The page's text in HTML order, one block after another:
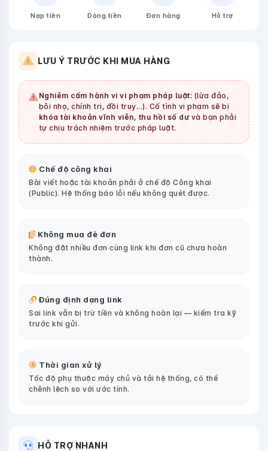
Nạp tiền Dòng tiền Đơn hàng Hỗ trợ
LƯU Ý TRƯỚC KHI MUA HÀNG
Nghiêm cấm hành vi vi phạm pháp luật: (lừa đảo,
bôi nhọ, chính trị, đồi trụy...). Cố tình vi phạm sẽ bị
khóa tài khoản vĩnh viễn, thu hồi số dưvà bạn phải
tự chịu trách nhiệm trước pháp luật.
Chế độ công khai
Bài viết hoặc tài khoản phải ở chế độ Công khai
(Public). Hệ thống báo lỗi nếu không quét được.
Không mua đè đơn
Không đặt nhiều đơn cùng link khi đơn cũ chưa hoàn
thành.
Đúng định dạng link
Sai link vẫn bị trừ tiền và không hoàn lại — kiểm tra kỹ
trước khi gửi.
Thời gian xử lý
Tốc độ phụ thuộc máy chủ và tải hệ thống, có thể
chênh lệch so với ước tính.
HỖ TRỢ NHANH